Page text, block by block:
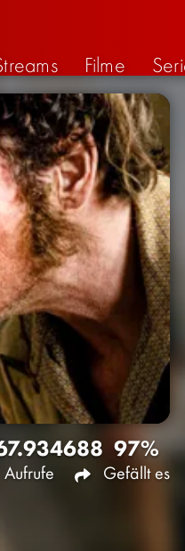
Filme
Aufrufe
688 97%
Gefällt es